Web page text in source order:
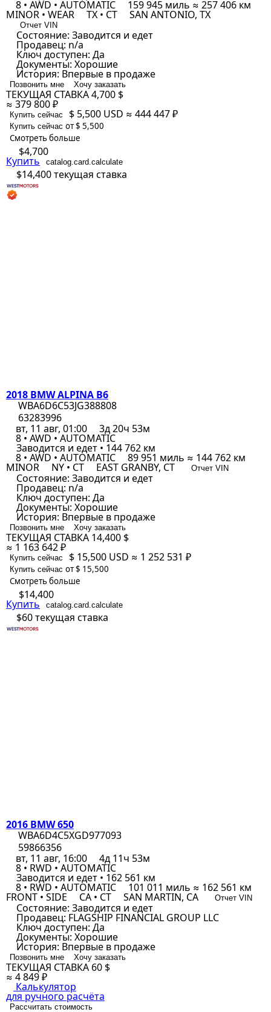
8 • AWD • AUTOMATIC 159 945 миль ≈ 257 406 км
MINOR • WEAR TX • CT SAN ANTONIO, TX
Отчет VIN
Состояние: Заводится и едет
Продавец: n/a
Ключ доступен: Да
Документы: Хорошие
История: Впервые в продаже
Позвонить мне Хочу заказать
ТЕКУЩАЯ СТАВКА4,700 $
≈ 379 800 ₽
Купить сейчас $ 5,500 USD ≈ 444 447 ₽
Купить сейчас от $ 5,500
Смотреть больше
$4,700
Купить catalog.card.calculate
$14,400текущая ставка
2018 BMW ALPINA B6
WBA6D6C53JG388808
63283996
вт, 11 авг, 01:00
3д 20ч 53м
8 • AWD • AUTOMATIC
Заводится и едет • 144 762 км
8 • AWD • AUTOMATIC 89 951 миль ≈ 144 762 км
MINOR NY • CT EAST GRANBY, CT Отчет VIN
Состояние: Заводится и едет
Продавец: n/a
Ключ доступен: Да
Документы: Хорошие
История: Впервые в продаже
Позвонить мне Хочу заказать
ТЕКУЩАЯ СТАВКА 14,400 $
≈ 1 163 642 ₽
Купить сейчас $ 15,500 USD ≈ 1 252 531 ₽
Купить сейчас от $ 15,500
Смотреть больше
$14,400
Купить catalog.card.calculate
$60текущая ставка
2016 BMW 650
WBA6D4C5XGD977093
59866356
вт, 11 авг, 16:00
4д 11ч 53м
8 • RWD • AUTOMATIC
Заводится и едет • 162 561 км
8 • RWD • AUTOMATIC 101 011 миль ≈ 162 561 км
FRONT • SIDE CA • CT SAN MARTIN, CA Отчет VIN
Состояние: Заводится и едет
Продавец: FLAGSHIP FINANCIAL GROUP LLC
Ключ доступен: Да
Документы: Хорошие
История: Впервые в продаже
Позвонить мне Хочу заказать
ТЕКУЩАЯ СТАВКА 60 $
≈ 4 849 ₽
Калькулятор
для ручного расчёта
Рассчитать стоимость